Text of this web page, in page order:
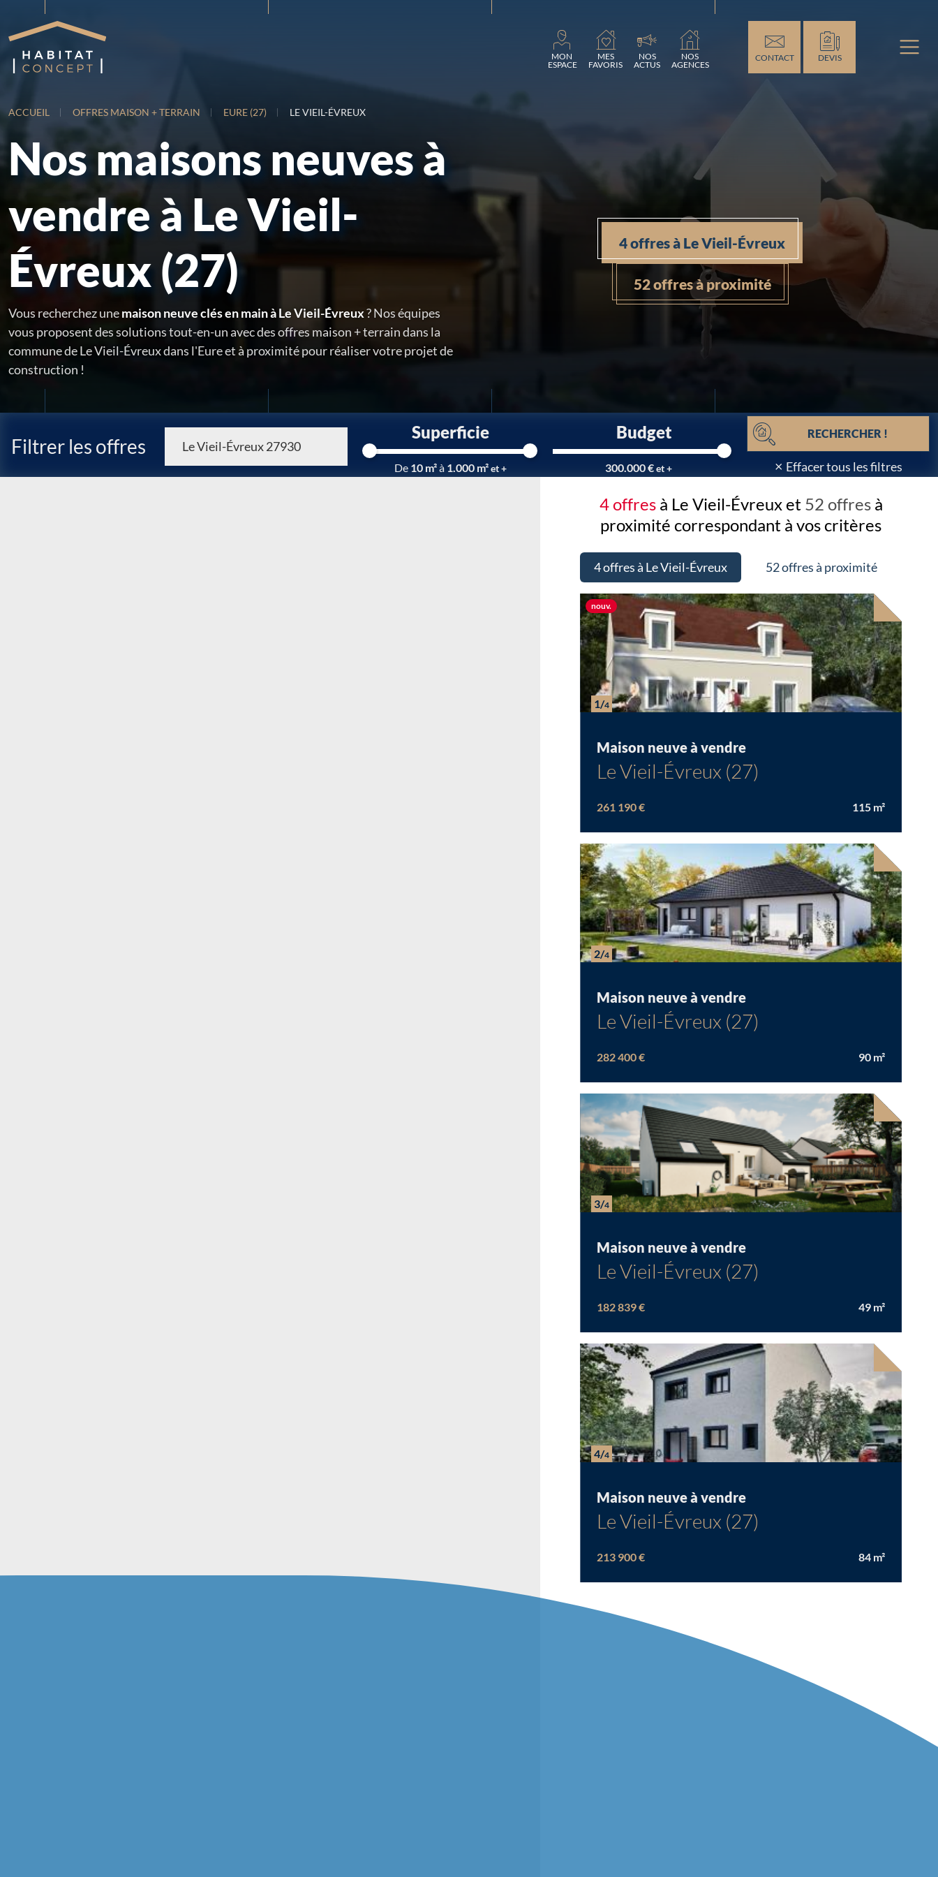
MON
ESPACE
Chargement...
MES
FAVORIS
NOS
ACTUS
NOS
AGENCES
CONTACT DEVIS
ACCUEIL OFFRES MAISON + TERRAIN EURE (27) LE VIEIL-ÉVREUX
Nos maisons neuves à
vendre à Le Vieil-
Évreux (27)
Vous recherchez unemaison neuve clés en main à Le Vieil-Évreux? Nos équipes
vous proposent des solutions tout-en-un avec des offres maison + terrain dans la
commune de Le Vieil-Évreux dans l'Eure et à proximité pour réaliser votre projet de
construction !
4 offres à Le Vieil-Évreux
52 offres à proximité
Filtrer les offres
Superficie
De 10 m²à 1.000 m²et +
Budget
300.000 €et +
RECHERCHER !
× Effacer tous les filtres
4 offres à Le Vieil-Évreux et 52 offresà
proximité correspondant à vos critères
4 offres à Le Vieil-Évreux 52 offres à proximité
1/4
Maison neuve à vendre
Le Vieil-Évreux (27)
261 190 € 115 m²
nouv. Nouvelle offre
2/4
Maison neuve à vendre
Le Vieil-Évreux (27)
282 400 € 90 m²
3/4
Maison neuve à vendre
Le Vieil-Évreux (27)
182 839 € 49 m²
4/4
Maison neuve à vendre
Le Vieil-Évreux (27)
213 900 € 84 m²